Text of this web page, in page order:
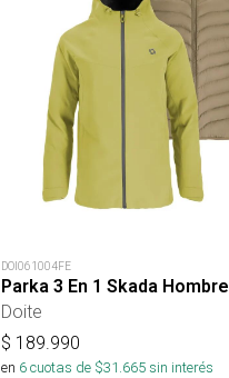
DOI061004FE
Parka 3 En 1 Skada Hombre
Doite
$ 189.990
en 6cuotas de $31.665sin interés